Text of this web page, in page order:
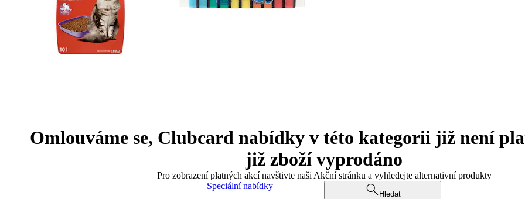
Omlouváme se, Clubcard nabídky v této kategorii již není
již zboží vyprodáno
Pro zobrazení platných akcí navštivte naši Akční stránku a vyhledejte alternativní produkty
Speciální nabídky
Hledat